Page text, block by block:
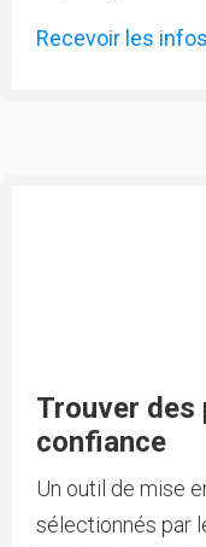
Recevoir les infos
Trouver des
confiance
Un outil de mise
sélectionnés par